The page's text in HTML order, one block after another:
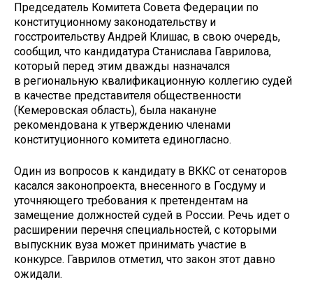
Председатель Комитета Совета Федерации по
конституционному законодательству и
госстроительству Андрей Клишас, в свою очередь,
сообщил, что кандидатура Станислава Гаврилова,
который перед этим дважды назначался
в региональную квалификационную коллегию судей
в качестве представителя общественности
(Кемеровская область), была накануне
рекомендована к утверждению членами
конституционного комитета единогласно.
Один из вопросов к кандидату в ВККС от сенаторов
касался законопроекта, внесенного в Госдуму и
уточняющего требования к претендентам на
замещение должностей судей в России. Речь идет о
расширении перечня специальностей, с которыми
выпускник вуза может принимать участие в
конкурсе. Гаврилов отметил, что закон этот давно
ожидали.